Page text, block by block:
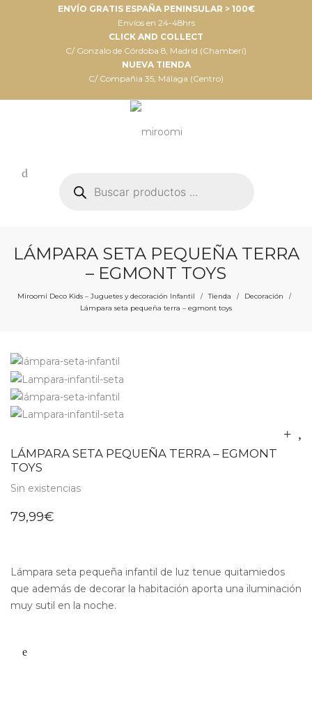
ENVÍO GRATIS ESPAÑA PENINSULAR > 100€
Envíos en 24-48hrs
CLICK AND COLLECT
C/ Gonzalo de Córdoba 8, Madrid (Chamberí)
NUEVA TIENDA
C/ Compañia 35, Málaga (Centro)
productos
LÁMPARA SETA PEQUEÑA TERRA
– EGMONT TOYS
Miroomi Deco Kids – Juguetes y decoración Infantil / Tienda / Decoración /
Lámpara seta pequeña terra – egmont toys
LÁMPARA SETA PEQUEÑA TERRA – EGMONT
TOYS
Sin existencias
79,99€
Lámpara seta pequeña infantil de luz tenue quitamiedos
que además de decorar la habitación aporta una iluminación
muy sutil en la noche.